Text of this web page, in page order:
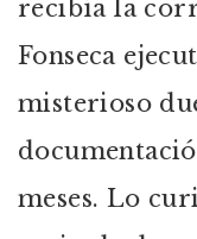
recibía la
Fonseca
misterioso
meses. Lo